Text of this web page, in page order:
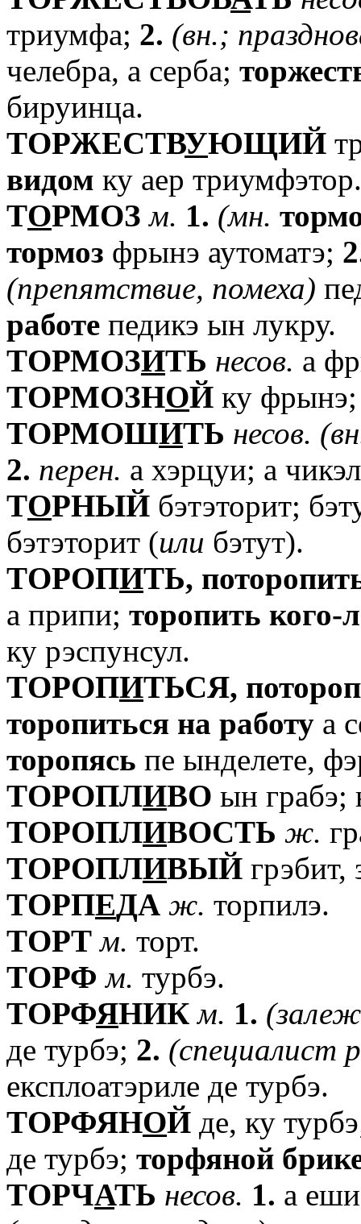
триумфа; 2. (вн.;
челебра, а серба;
бируинца.
TОРЖЕСТВУЮЩИЙ
видом ку аер триумфэтор.
TОРМОЗ м. 1. (мн.
тормоз фрынэ аутоматэ;
(препятствие, помеха)
работе педикэ ын лукру.
TОРМОЗИТЬ несов. а
TОРМОЗНОЙ ку
TОРМОШИТЬ несов.
2. перен. а хэрцуи; а
TОРНЫЙ бэтэторит;
бэтэторит (или бэтут).
TОРОПИТЬ,
а припи; торопить кого-
ку рэспунсул.
TОРОПИТЬСЯ,
торопиться на работу а
торопясь пе ынделете,
TОРОПЛИВО ын грабэ;
TОРОПЛИВОСТЬ ж.
TОРОПЛИВЫЙ грэбит,
TОРПЕДА ж. торпилэ.
TОРТ м. торт.
TОРФ м. турбэ.
TОРФЯНИК м. 1.
де турбэ; 2. (специалист
експлоатэриле де турбэ.
TОРФЯНОЙ де, ку
де турбэ; торфяной
TОРЧАТЬ несов. 1. а